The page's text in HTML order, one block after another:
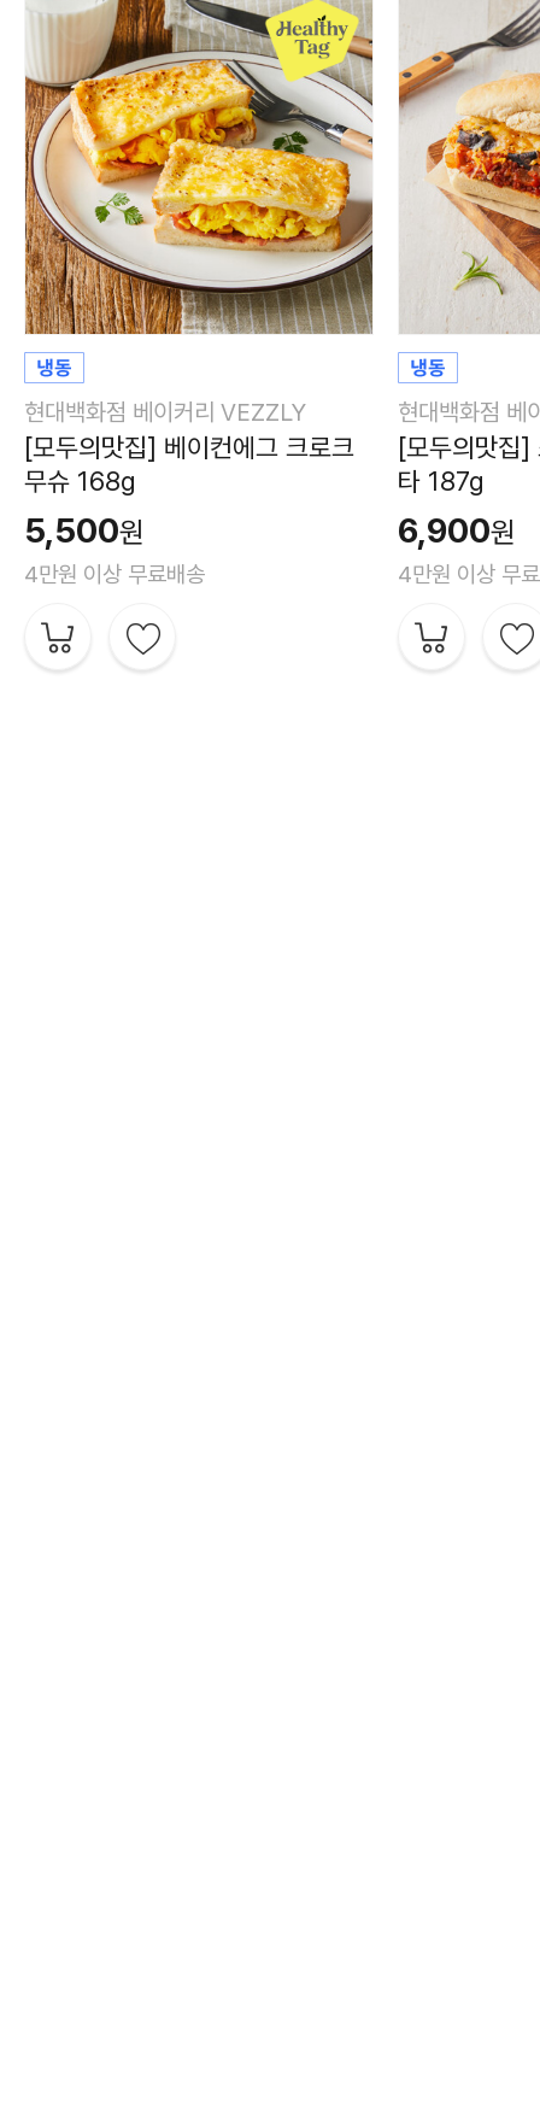
현대백화점 베이커리 VEZZLY
[모두의맛집] 베이컨에그 크로크
무슈 168g
5,500원
4만원 이상 무료배송
현대백화점 베
[모두의맛집]
타 187g
6,900원
4만원 이상 무